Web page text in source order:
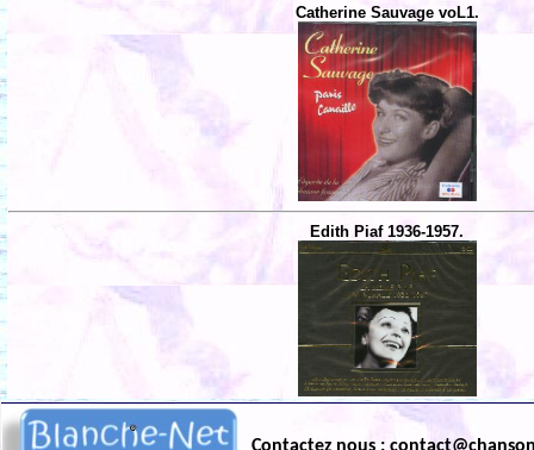
Catherine Sauvage voL1.
Edith Piaf 1936-1957.
Contactez nous :